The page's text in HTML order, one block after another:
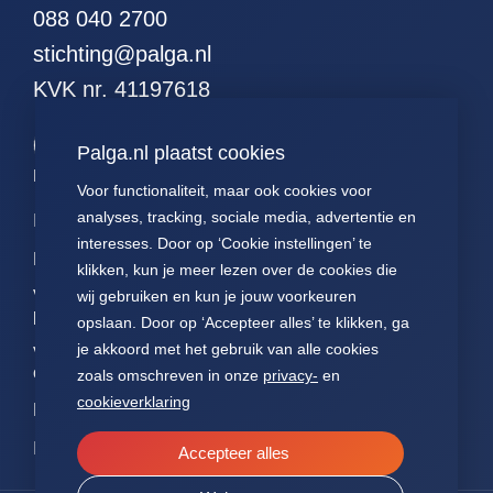
Palga.nl plaatst cookies
Voor functionaliteit, maar ook cookies voor
analyses, tracking, sociale media, advertentie en
interesses. Door op ‘Cookie instellingen’ te
klikken, kun je meer lezen over de cookies die
wij gebruiken en kun je jouw voorkeuren
opslaan. Door op ‘Accepteer alles’ te klikken, ga
je akkoord met het gebruik van alle cookies
zoals omschreven in onze privacy- en
cookieverklaring
Accepteer alles
54. alle resecties
(zonder curettages
maar met kleinere
55. alle resecties
(zonder curettages of
56. alle wormen
57. alle hormonen
hormoonpreparaten
59. alle neuro-
088 040 2700
stichting@palga.nl
KVK nr. 41197618
Palga links
Impact
Data
Voor
pathologen
Voor
onderzoekers
NEN7510
ISO27001
Contact
Over ons
FAQ
Nieuws
Presentaties
Voor patiënten
Jaarverslagen
Statuten Palga